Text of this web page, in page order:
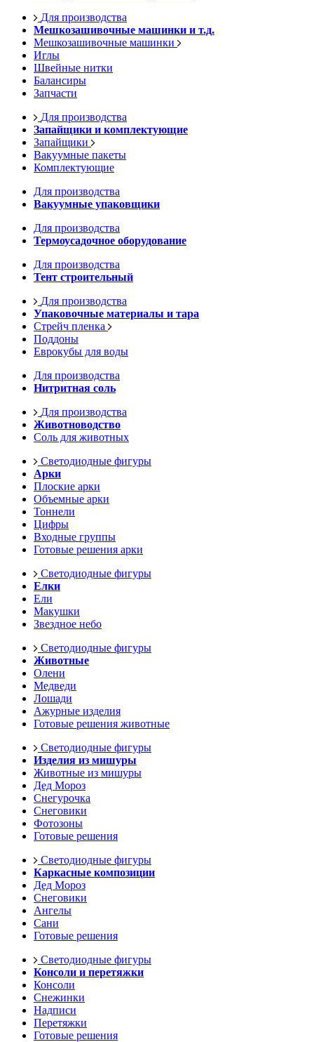
Для производства
Мешкозашивочные машинки и т.д.
Мешкозашивочные машинки
Иглы
Швейные нитки
Балансиры
Запчасти
Для производства
Запайщики и комплектующие
Запайщики
Вакуумные пакеты
Комплектующие
Для производства
Вакуумные упаковщики
Для производства
Термоусадочное оборудование
Для производства
Тент строительный
Для производства
Упаковочные материалы и тара
Стрейч пленка
Поддоны
Еврокубы для воды
Для производства
Нитритная соль
Для производства
Животноводство
Соль для животных
Светодиодные фигуры
Арки
Плоские арки
Объемные арки
Тоннели
Цифры
Входные группы
Готовые решения арки
Светодиодные фигуры
Елки
Ели
Макушки
Звездное небо
Светодиодные фигуры
Животные
Олени
Медведи
Лошади
Ажурные изделия
Готовые решения животные
Светодиодные фигуры
Изделия из мишуры
Животные из мишуры
Дед Мороз
Снегурочка
Снеговики
Фотозоны
Готовые решения
Светодиодные фигуры
Каркасные композиции
Дед Мороз
Снеговики
Ангелы
Сани
Готовые решения
Светодиодные фигуры
Консоли и перетяжки
Консоли
Снежинки
Надписи
Перетяжки
Готовые решения